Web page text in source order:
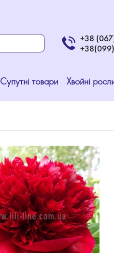
+38
Супутні товари Хвойні